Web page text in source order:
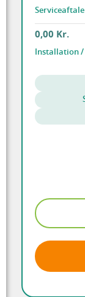
0,00 Kr.
Installation /